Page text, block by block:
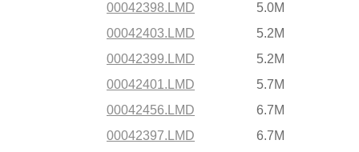
00042398.LMD
5.0M
00042403.LMD
5.2M
00042399.LMD
5.2M
00042401.LMD
5.7M
00042456.LMD
6.7M
00042397.LMD
6.7M